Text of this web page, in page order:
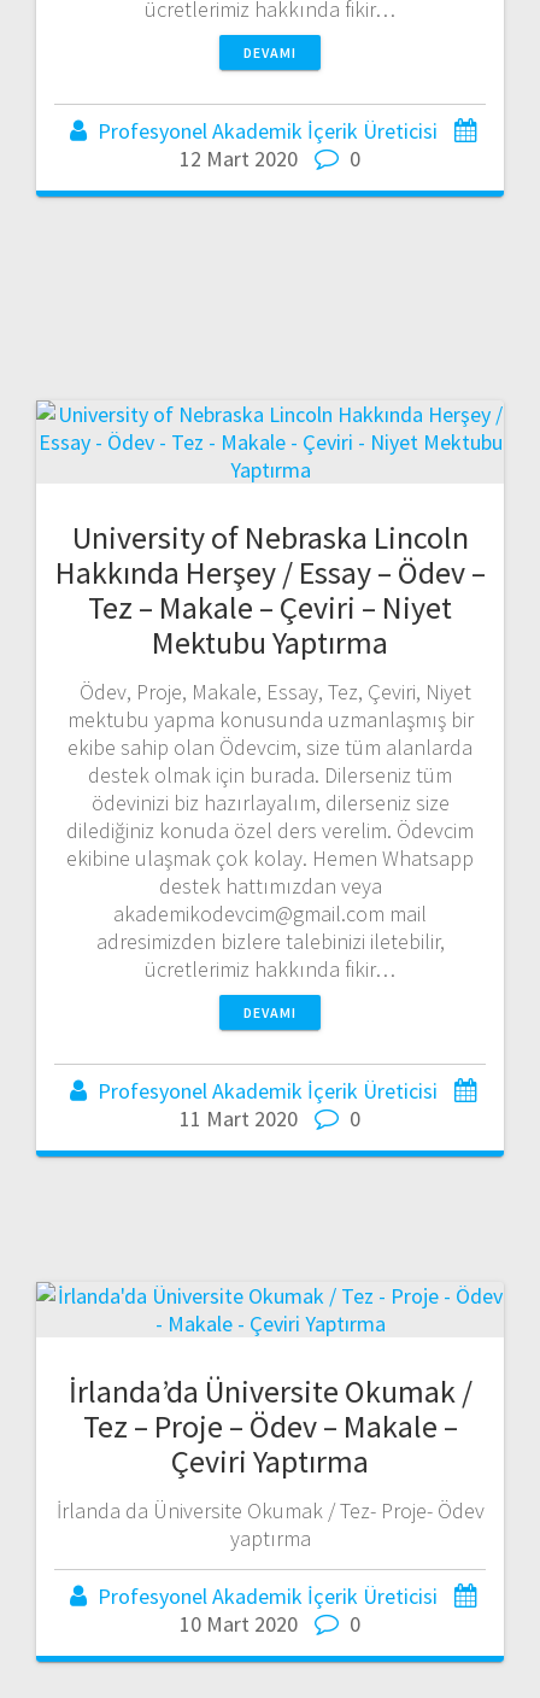
ücretlerimiz hakkında fikir…
DEVAMI
Profesyonel Akademik İçerik Üreticisi
12 Mart 2020
0
University of Nebraska Lincoln
Hakkında Herşey / Essay – Ödev –
Tez – Makale – Çeviri – Niyet
Mektubu Yaptırma
Ödev, Proje, Makale, Essay, Tez, Çeviri, Niyet
mektubu yapma konusunda uzmanlaşmış bir
ekibe sahip olan Ödevcim, size tüm alanlarda
destek olmak için burada. Dilerseniz tüm
ödevinizi biz hazırlayalım, dilerseniz size
dilediğiniz konuda özel ders verelim. Ödevcim
ekibine ulaşmak çok kolay. Hemen Whatsapp
destek hattımızdan veya
akademikodevcim@gmail.com mail
adresimizden bizlere talebinizi iletebilir,
ücretlerimiz hakkında fikir…
DEVAMI
Profesyonel Akademik İçerik Üreticisi
11 Mart 2020
0
İrlanda’da Üniversite Okumak /
Tez – Proje – Ödev – Makale –
Çeviri Yaptırma
İrlanda da Üniversite Okumak / Tez- Proje- Ödev
yaptırma
Profesyonel Akademik İçerik Üreticisi
10 Mart 2020
0